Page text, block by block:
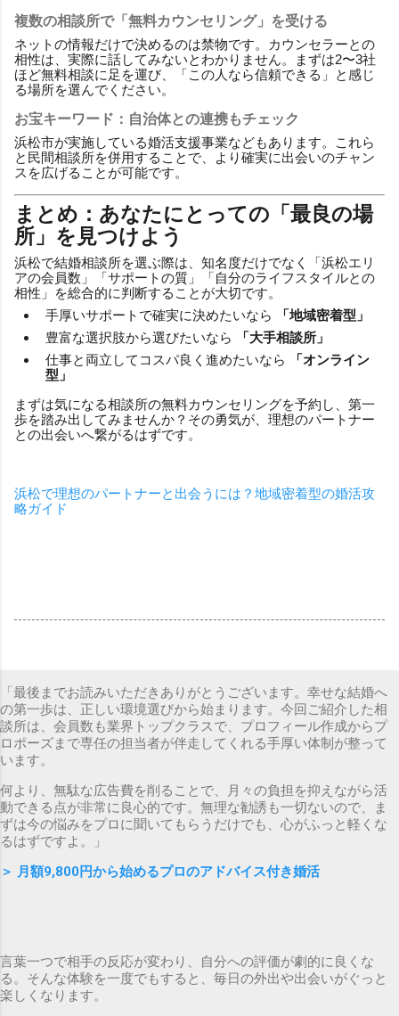
複数の相談所で「無料カウンセリング」を受ける
ネットの情報だけで決めるのは禁物です。カウンセラーとの
相性は、実際に話してみないとわかりません。まずは2〜3社
ほど無料相談に足を運び、「この人なら信頼できる」と感じ
る場所を選んでください。
お宝キーワード：自治体との連携もチェック
浜松市が実施している婚活支援事業などもあります。これら
と民間相談所を併用することで、より確実に出会いのチャン
スを広げることが可能です。
まとめ：あなたにとっての「最良の場
所」を見つけよう
浜松で結婚相談所を選ぶ際は、知名度だけでなく「浜松エリ
アの会員数」「サポートの質」「自分のライフスタイルとの
相性」を総合的に判断することが大切です。
手厚いサポートで確実に決めたいなら
「地域密着型」
豊富な選択肢から選びたいなら
「大手相談所」
仕事と両立してコスパ良く進めたいなら
「オンライン
型」
まずは気になる相談所の無料カウンセリングを予約し、第一
歩を踏み出してみませんか？その勇気が、理想のパートナー
との出会いへ繋がるはずです。
浜松で理想のパートナーと出会うには？地域密着型の婚活攻
略ガイド
「最後までお読みいただきありがとうございます。幸せな結婚へ
の第一歩は、正しい環境選びから始まります。今回ご紹介した相
談所は、会員数も業界トップクラスで、プロフィール作成からプ
ロポーズまで専任の担当者が伴走してくれる手厚い体制が整って
います。
何より、無駄な広告費を削ることで、月々の負担を抑えながら活
動できる点が非常に良心的です。無理な勧誘も一切ないので、ま
ずは今の悩みをプロに聞いてもらうだけでも、心がふっと軽くな
るはずですよ。」
＞ 月額9,800円から始めるプロのアドバイス付き婚活
言葉一つで相手の反応が変わり、自分への評価が劇的に良くな
る。そんな体験を一度でもすると、毎日の外出や出会いがぐっと
楽しくなります。